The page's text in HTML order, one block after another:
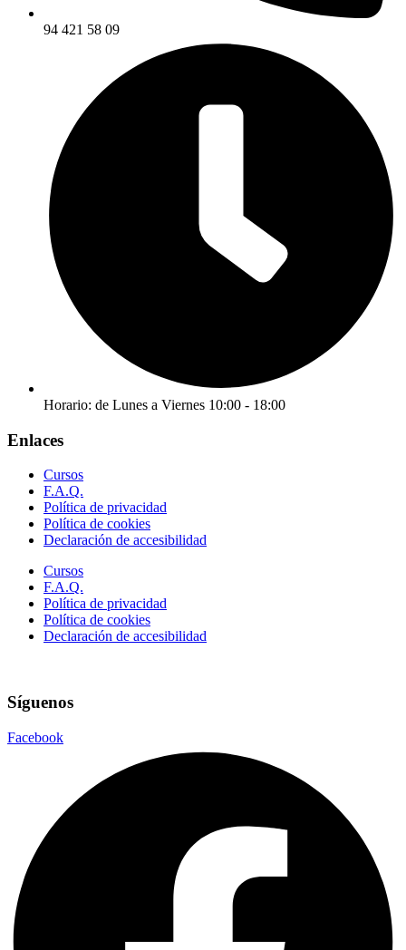
94 421 58 09
Horario: de Lunes a Viernes 10:00 - 18:00
Enlaces
Cursos
F.A.Q.
Política de privacidad
Política de cookies
Declaración de accesibilidad
Cursos
F.A.Q.
Política de privacidad
Política de cookies
Declaración de accesibilidad
Síguenos
Facebook